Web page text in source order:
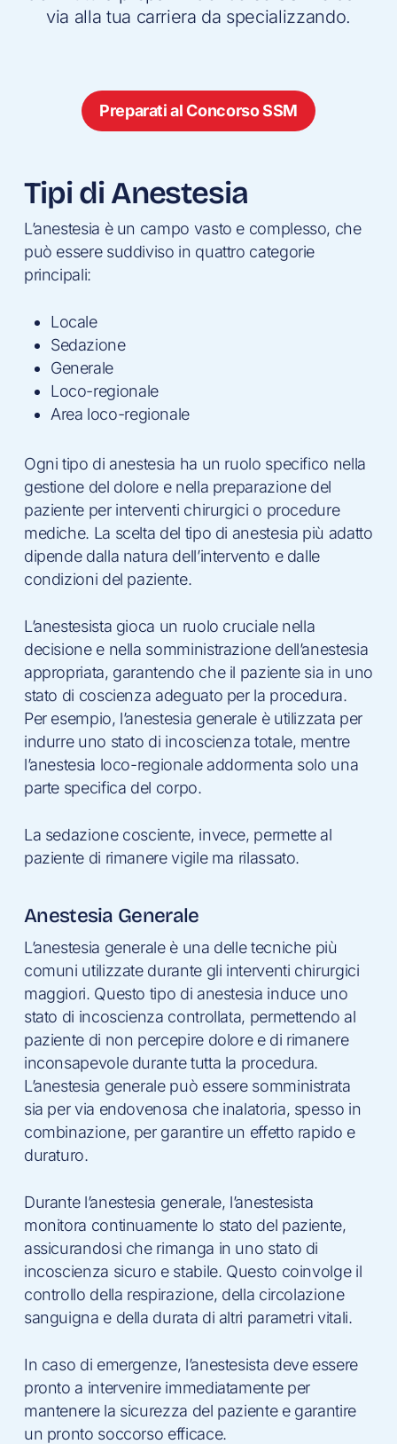
via alla tua carriera da specializzando.
Preparati al Concorso SSM
Tipi di Anestesia
L’anestesia è un campo vasto e complesso, che
può essere suddiviso in quattro categorie
principali:
Locale
Sedazione
Generale
Loco-regionale
Area loco-regionale
Ogni tipo di anestesia ha un ruolo specifico nella
gestione del dolore e nella preparazione del
paziente per interventi chirurgici o procedure
mediche. La scelta del tipo di anestesia più adatto
dipende dalla natura dell’intervento e dalle
condizioni del paziente.
L’anestesista gioca un ruolo cruciale nella
decisione e nella somministrazione dell’anestesia
appropriata, garantendo che il paziente sia in uno
stato di coscienza adeguato per la procedura.
Per esempio, l’anestesia generale è utilizzata per
indurre uno stato di incoscienza totale, mentre
l’anestesia loco-regionale addormenta solo una
parte specifica del corpo.
La sedazione cosciente, invece, permette al
paziente di rimanere vigile ma rilassato.
Anestesia Generale
L’anestesia generale è una delle tecniche più
comuni utilizzate durante gli interventi chirurgici
maggiori. Questo tipo di anestesia induce uno
stato di incoscienza controllata, permettendo al
paziente di non percepire dolore e di rimanere
inconsapevole durante tutta la procedura.
L’anestesia generale può essere somministrata
sia per via endovenosa che inalatoria, spesso in
combinazione, per garantire un effetto rapido e
duraturo.
Durante l’anestesia generale, l’anestesista
monitora continuamente lo stato del paziente,
assicurandosi che rimanga in uno stato di
incoscienza sicuro e stabile. Questo coinvolge il
controllo della respirazione, della circolazione
sanguigna e della durata di altri parametri vitali.
In caso di emergenze, l’anestesista deve essere
pronto a intervenire immediatamente per
mantenere la sicurezza del paziente e garantire
un pronto soccorso efficace.